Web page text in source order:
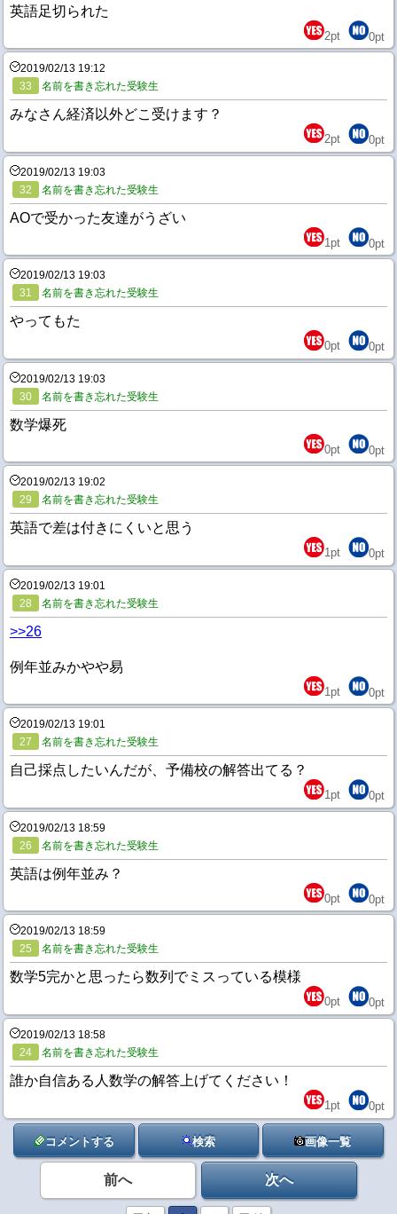
英語足切られた
2pt 0pt
2019/02/13 19:12
33
名前を書き忘れた受験生
みなさん経済以外どこ受けます？
2pt 0pt
2019/02/13 19:03
32
名前を書き忘れた受験生
AOで受かった友達がうざい
1pt 0pt
2019/02/13 19:03
31
名前を書き忘れた受験生
やってもた
0pt 0pt
2019/02/13 19:03
30
名前を書き忘れた受験生
数学爆死
0pt 0pt
2019/02/13 19:02
29
名前を書き忘れた受験生
英語で差は付きにくいと思う
1pt 0pt
2019/02/13 19:01
28
名前を書き忘れた受験生
>>26
例年並みかやや易
1pt 0pt
2019/02/13 19:01
27
名前を書き忘れた受験生
自己採点したいんだが、予備校の解答出てる？
1pt 0pt
2019/02/13 18:59
26
名前を書き忘れた受験生
英語は例年並み？
0pt 0pt
2019/02/13 18:59
25
名前を書き忘れた受験生
数学5完かと思ったら数列でミスっている模様
0pt 0pt
2019/02/13 18:58
24
名前を書き忘れた受験生
誰か自信ある人数学の解答上げてください！
1pt 0pt
コメントする 検索 画像一覧
前へ 次へ